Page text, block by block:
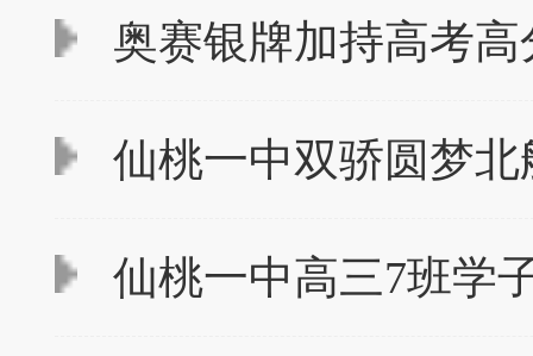
奥赛银牌加持高考高
仙桃一中双骄圆梦北
仙桃一中高三7班学